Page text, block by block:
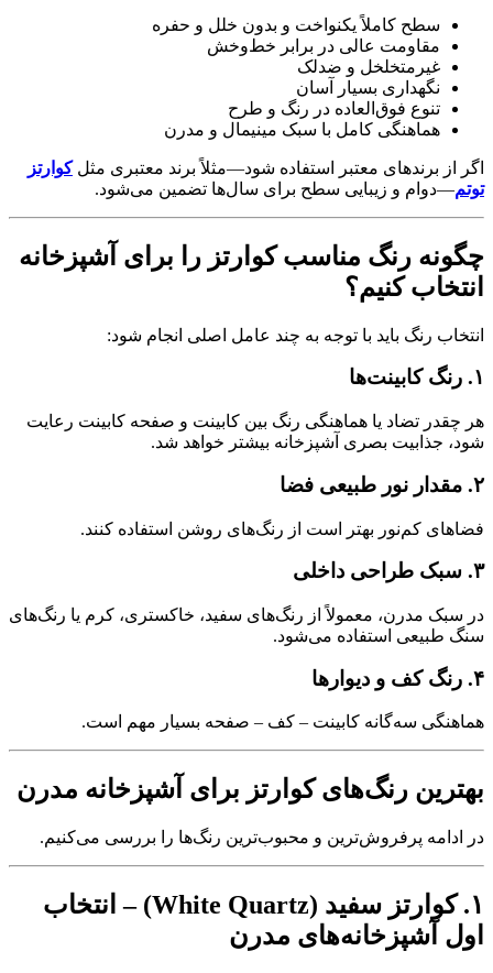
سطح کاملاً یکنواخت و بدون خلل و حفره
مقاومت عالی در برابر خط‌وخش
غیرمتخلخل و ضدلک
نگهداری بسیار آسان
تنوع فوق‌العاده در رنگ و طرح
هماهنگی کامل با سبک مینیمال و مدرن
اگر از برندهای معتبر استفاده شود—مثلاً برند معتبری مثلکوارتز
توتم—دوام و زیبایی سطح برای سال‌ها تضمین می‌شود.
چگونه رنگ مناسب کوارتز را برای آشپزخانه
انتخاب کنیم؟
انتخاب رنگ باید با توجه به چند عامل اصلی انجام شود:
۱. رنگ کابینت‌ها
هر چقدر تضاد یا هماهنگی رنگ بین کابینت و صفحه کابینت رعایت
شود، جذابیت بصری آشپزخانه بیشتر خواهد شد.
۲. مقدار نور طبیعی فضا
فضاهای کم‌نور بهتر است از رنگ‌های روشن استفاده کنند.
۳. سبک طراحی داخلی
در سبک مدرن، معمولاً از رنگ‌های سفید، خاکستری، کرم یا رنگ‌های
سنگ طبیعی استفاده می‌شود.
۴. رنگ کف و دیوارها
هماهنگی سه‌گانه کابینت – کف – صفحه بسیار مهم است.
بهترین رنگ‌های کوارتز برای آشپزخانه مدرن
در ادامه پرفروش‌ترین و محبوب‌ترین رنگ‌ها را بررسی می‌کنیم.
۱. کوارتز سفید (White Quartz) – انتخاب
اول آشپزخانه‌های مدرن